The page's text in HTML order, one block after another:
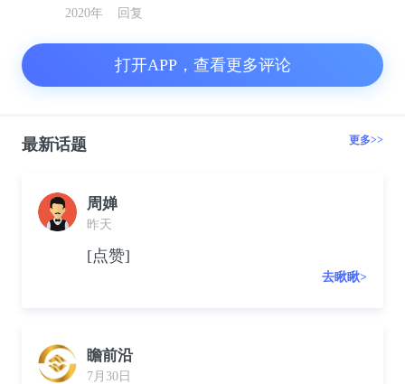
2020年 回复
打开APP，查看更多评论
最新话题 更多>>
周婵
昨天
[点赞]
去瞅瞅>
瞻前沿
7月30日